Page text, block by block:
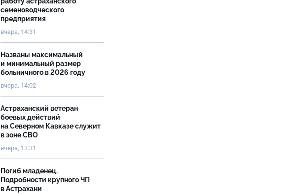
семеноводческого
предприятия
вчера, 14:31
Названы максимальный
и минимальный размер
больничного в 2026 году
вчера, 14:02
Астраханский ветеран
боевых действий
на Северном Кавказе служит
в зоне СВО
вчера, 13:31
Погиб младенец.
Подробности крупного ЧП
в Астрахани